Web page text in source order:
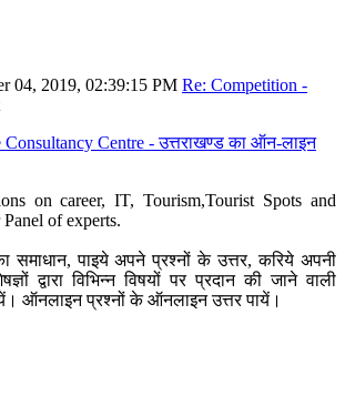
04, 2019, 02:39:15 PM Re: Competition -
Centre - उत्तराखण्ड का ऑन-लाइन
on career, IT, Tourism,Tourist Spots and
of experts.
पाइये अपने प्रश्नों के उत्तर, करिये अपनी
द्वारा विभिन्न विषयों पर प्रदान की जाने वाली
ऑनलाइन प्रश्नों के ऑनलाइन उत्तर पायें।